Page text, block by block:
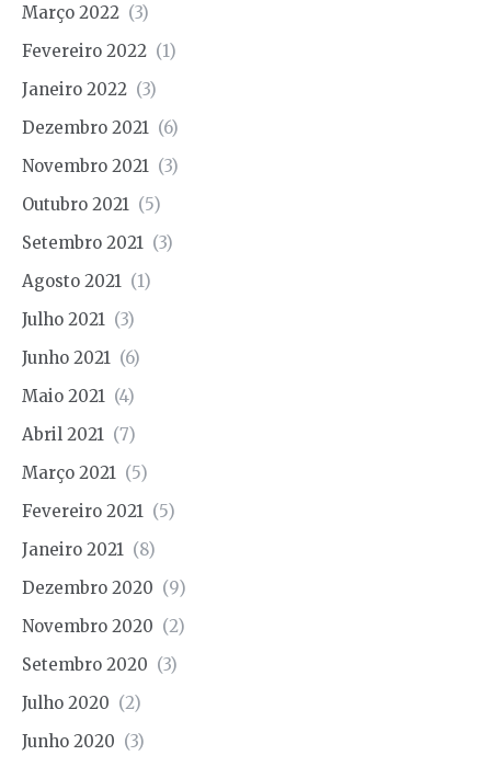
Março 2022 (3)
Fevereiro 2022 (1)
Janeiro 2022 (3)
Dezembro 2021 (6)
Novembro 2021 (3)
Outubro 2021 (5)
Setembro 2021 (3)
Agosto 2021 (1)
Julho 2021 (3)
Junho 2021 (6)
Maio 2021 (4)
Abril 2021 (7)
Março 2021 (5)
Fevereiro 2021 (5)
Janeiro 2021 (8)
Dezembro 2020 (9)
Novembro 2020 (2)
Setembro 2020 (3)
Julho 2020 (2)
Junho 2020 (3)